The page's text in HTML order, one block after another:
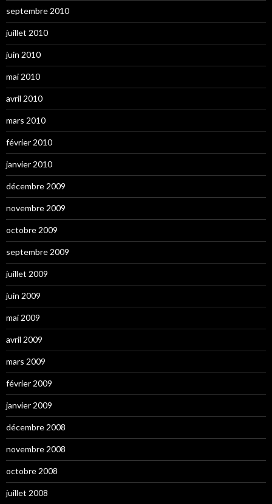
septembre 2010
juillet 2010
juin 2010
mai 2010
avril 2010
mars 2010
février 2010
janvier 2010
décembre 2009
novembre 2009
octobre 2009
septembre 2009
juillet 2009
juin 2009
mai 2009
avril 2009
mars 2009
février 2009
janvier 2009
décembre 2008
novembre 2008
octobre 2008
juillet 2008